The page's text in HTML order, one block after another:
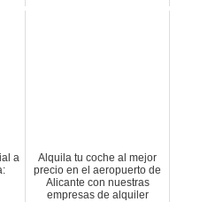
a
Alquila tu coche al mejor
precio en el aeropuerto de
Alicante con nuestras
empresas de alquiler